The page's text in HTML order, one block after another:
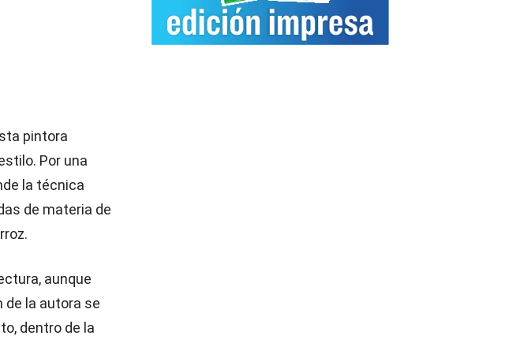
pintora
Por una
la técnica
de materia de
aunque
la autora se
dentro de la